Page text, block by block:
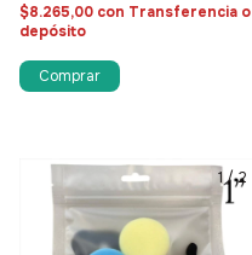
$8.265,00 con Transferencia o
depósito
1/2